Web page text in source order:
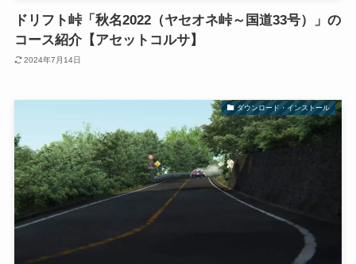
ドリフト峠「秋名2022（ヤセオネ峠～国道33号）」の
コース紹介【アセットコルサ】
2024年7月14日
ダウンロード・インストール